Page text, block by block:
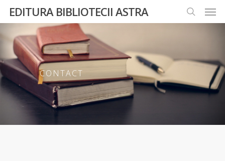
EDITURA BIBLIOTECII ASTRA
CONTACT